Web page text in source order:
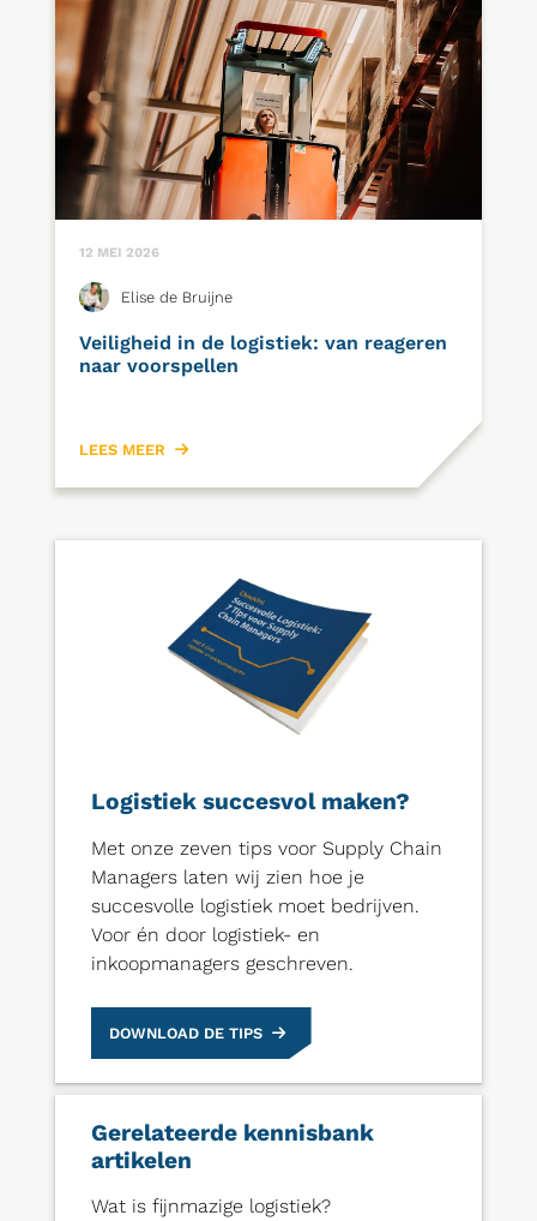
12 MEI 2026
Elise de Bruijne
Veiligheid in de logistiek: van reageren
naar voorspellen
LEES MEER
Logistiek succesvol maken?
Met onze zeven tips voor Supply Chain
Managers laten wij zien hoe je
succesvolle logistiek moet bedrijven.
Voor én door logistiek- en
inkoopmanagers geschreven.
DOWNLOAD DE TIPS
Gerelateerde kennisbank
artikelen
Wat is fijnmazige logistiek?